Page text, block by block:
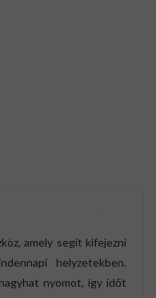
amely segít kifejezni
helyzetekben.
nyomot, így időt